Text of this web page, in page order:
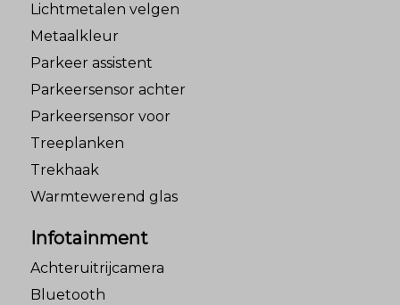
Lichtmetalen velgen
Metaalkleur
Parkeer assistent
Parkeersensor achter
Parkeersensor voor
Treeplanken
Trekhaak
Warmtewerend glas
Infotainment
Achteruitrijcamera
Bluetooth